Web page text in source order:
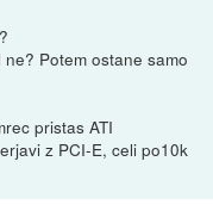
Potem ostane samo
pristas ATI
z PCI-E, celi po10k